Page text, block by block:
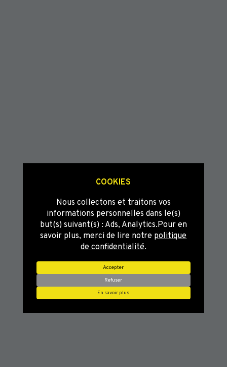
COOKIES
Nous collectons et traitons vos
informations personnelles dans le(s)
but(s) suivant(s) : Ads, Analytics.Pour en
savoir plus, merci de lire notre politique
de confidentialité.
Accepter
Refuser
En savoir plus